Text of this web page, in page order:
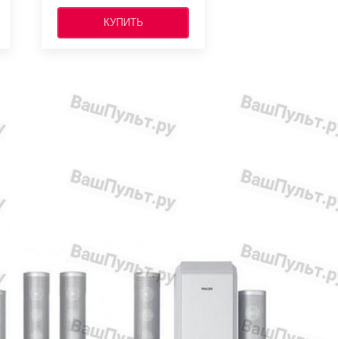
КУПИТЬ